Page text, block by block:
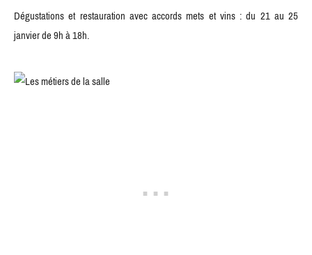
Dégustations et restauration avec accords mets et vins : du 21 au 25
janvier de 9h à 18h.